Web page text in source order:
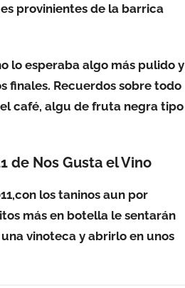
provinientes de la barrica
lo esperaba algo más pulido y
finales. Recuerdos sobre todo
café, algu de fruta negra tipo
de Nos Gusta el Vino
los taninos aun por
más en botella le sentarán
vinoteca y abrirlo en unos